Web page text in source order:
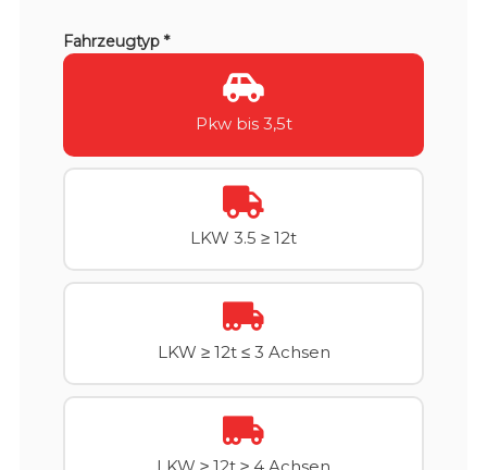
Fahrzeugtyp *
Pkw bis 3,5t
LKW 3.5 ≥ 12t
LKW ≥ 12t ≤ 3 Achsen